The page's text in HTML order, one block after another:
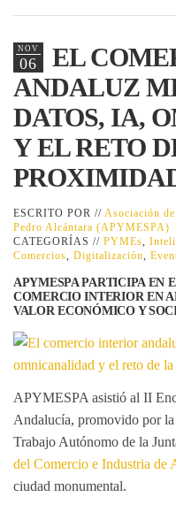
NOV
06
EL
ANDALUZ
DATOS, IA,
Y EL RETO
ESCRITO POR // Asociación
Pedro Alcántara (APYMESPA)
CATEGORÍAS // PYMEs,
Comercios, Digitalización,
APYMESPA PARTICIPA EN
COMERCIO INTERIOR EN
VALOR ECONÓMICO Y
APYMESPA asistió al II
Andalucía, promovido por
Trabajo Autónomo de la
del Comercio e Industria de
ciudad monumental.